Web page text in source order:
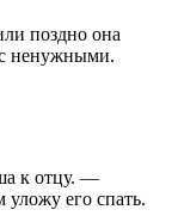
поздно она
ненужными.
к отцу. —
уложу его спать.